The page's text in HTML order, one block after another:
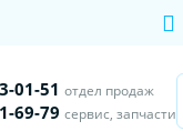
01-51 отдел продаж
69-79 сервис, запчасти